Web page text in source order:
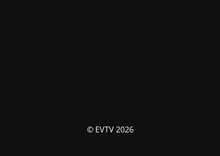
© EVTV 2026